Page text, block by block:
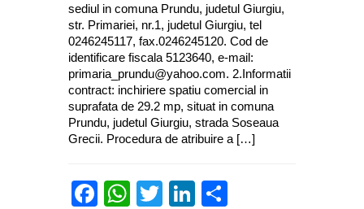
sediul in comuna Prundu, judetul Giurgiu,
str. Primariei, nr.1, judetul Giurgiu, tel
0246245117, fax.0246245120. Cod de
identificare fiscala 5123640, e-mail:
primaria_prundu@yahoo.com. 2.Informatii
contract: inchiriere spatiu comercial in
suprafata de 29.2 mp, situat in comuna
Prundu, judetul Giurgiu, strada Soseaua
Grecii. Procedura de atribuire a […]
Facebook
WhatsApp
TwitterLinkedIn